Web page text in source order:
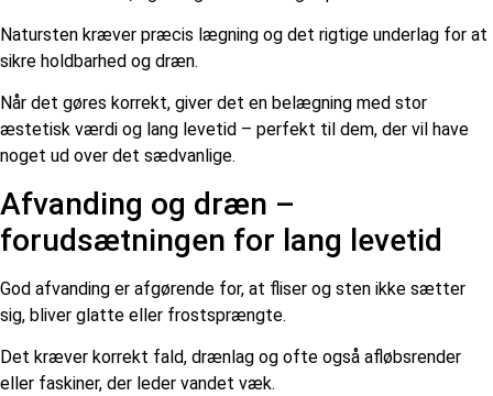
Natursten kræver præcis lægning og det rigtige underlag for at
sikre holdbarhed og dræn.
Når det gøres korrekt, giver det en belægning med stor
æstetisk værdi og lang levetid – perfekt til dem, der vil have
noget ud over det sædvanlige.
Afvanding og dræn –
forudsætningen for lang levetid
God afvanding er afgørende for, at fliser og sten ikke sætter
sig, bliver glatte eller frostsprængte.
Det kræver korrekt fald, drænlag og ofte også afløbsrender
eller faskiner, der leder vandet væk.